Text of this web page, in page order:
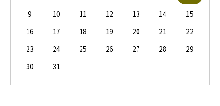
9
10 11 12 13 14
15
16
17 18 19 20 21
22
23
24 25 26 27 28
29
30
31